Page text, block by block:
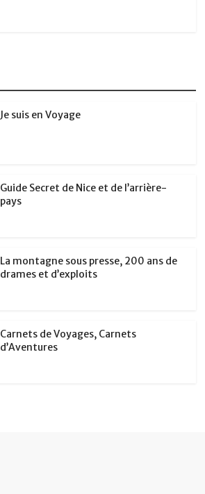
Je suis en Voyage
Guide Secret de Nice et de l’arrière-
pays
La montagne sous presse, 200 ans de
drames et d’exploits
Carnets de Voyages, Carnets
d’Aventures